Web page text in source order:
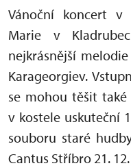
Vánoční koncert v
Marie v
nejkrásnější
Karageorgiev.
se mohou těšit
v kostele uskuteční
souboru staré
Cantus Stříbro 21.